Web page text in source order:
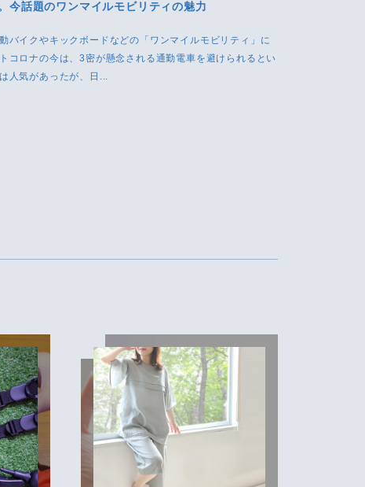
今話題のワンマイルモビリティの魅力
バイクやキックボードなどの「ワンマイルモビリティ」に
コロナの今は、3密が懸念される通勤電車を避けられるとい
人気があったが、日...